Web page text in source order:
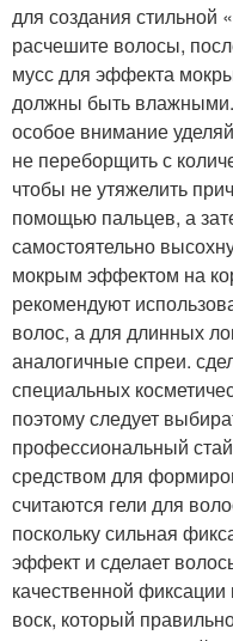
для создания стильной
расчешите волосы,
мусс для эффекта
должны быть влажными.
особое внимание
не переборщить с
чтобы не утяжелить
помощью пальцев, а
самостоятельно
мокрым эффектом на
рекомендуют
волос, а для длинных
аналогичные спреи.
специальных
поэтому следует
профессиональный
средством для
считаются гели для
поскольку сильная
эффект и сделает
качественной
воск, который